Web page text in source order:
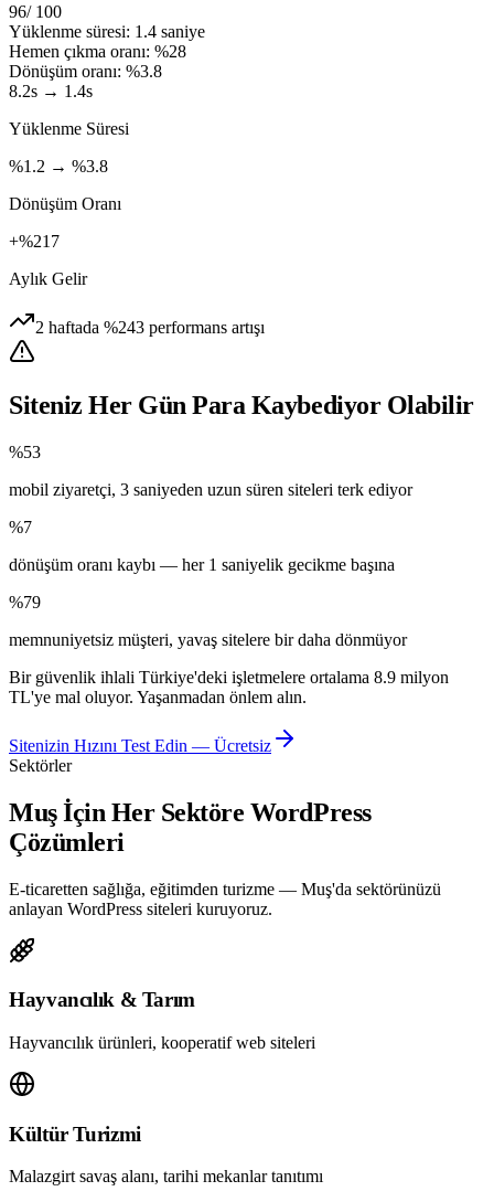
96/ 100
Yüklenme süresi: 1.4 saniye
Hemen çıkma oranı: %28
Dönüşüm oranı: %3.8
8.2s → 1.4s
Yüklenme Süresi
%1.2 → %3.8
Dönüşüm Oranı
+%217
Aylık Gelir
2 haftada %243 performans artışı
Siteniz Her Gün Para Kaybediyor Olabilir
%53
mobil ziyaretçi, 3 saniyeden uzun süren siteleri terk ediyor
%7
dönüşüm oranı kaybı — her 1 saniyelik gecikme başına
%79
memnuniyetsiz müşteri, yavaş sitelere bir daha dönmüyor
Bir güvenlik ihlali Türkiye'deki işletmelere ortalama 8.9 milyon
TL'ye mal oluyor. Yaşanmadan önlem alın.
Sitenizin Hızını Test Edin — Ücretsiz
Sektörler
Muş İçin Her Sektöre WordPress
Çözümleri
E-ticaretten sağlığa, eğitimden turizme — Muş'da sektörünüzü
anlayan WordPress siteleri kuruyoruz.
Hayvancılık & Tarım
Hayvancılık ürünleri, kooperatif web siteleri
Kültür Turizmi
Malazgirt savaş alanı, tarihi mekanlar tanıtımı